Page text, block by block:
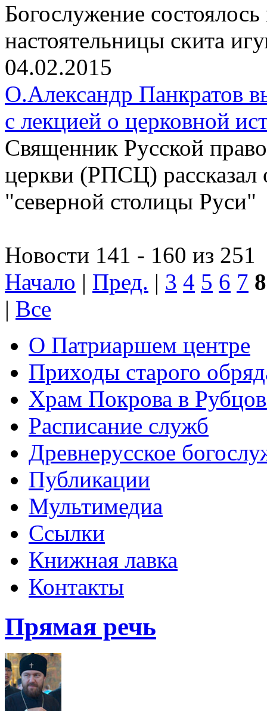
Богослужение
настоятельницы скита
04.02.2015
О.Александр Панкратов
с лекцией о церковной
Священник Русской
церкви (РПСЦ) рассказал
"северной столицы Руси"
Новости 141 - 160 из 251
Начало | Пред. | 3 4 5 6 7 8
| Все
О Патриаршем центре
Приходы старого
Храм Покрова в
Расписание служб
Древнерусское
Публикации
Мультимедиа
Ссылки
Книжная лавка
Контакты
Прямая речь